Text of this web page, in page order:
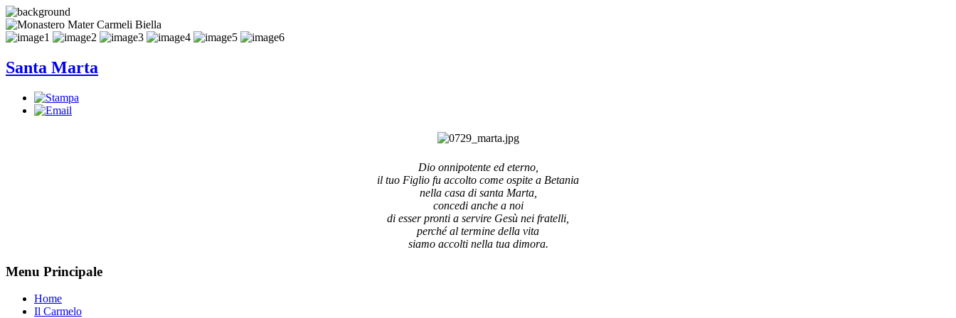
Santa Marta
Dio onnipotente ed eterno,
il tuo Figlio fu accolto come ospite a Betania
nella casa di santa Marta,
concedi anche a noi
di esser pronti a servire Gesù nei fratelli,
perché al termine della vita
siamo accolti nella tua dimora.
Menu Principale
Home
Il Carmelo